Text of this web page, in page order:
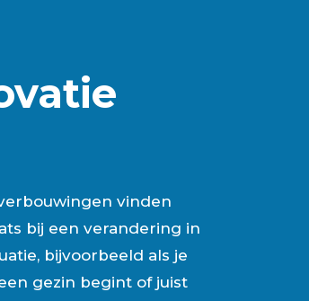
vinden
bij een verandering in
bijvoorbeeld als je
gezin begint of juist